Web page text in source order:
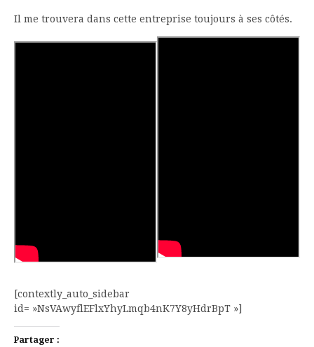
Il me trouvera dans cette entreprise toujours à ses côtés.
[contextly_auto_sidebar
id= »NsVAwyflEFlxYhyLmqb4nK7Y8yHdrBpT »]
Partager :